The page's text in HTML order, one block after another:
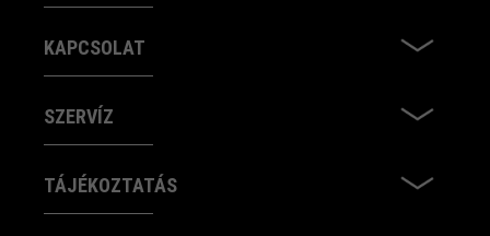
KAPCSOLAT
SZERVÍZ
TÁJÉKOZTATÁS